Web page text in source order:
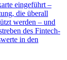
eingeführt –
die überall
werden – und
des Fintech-
in den